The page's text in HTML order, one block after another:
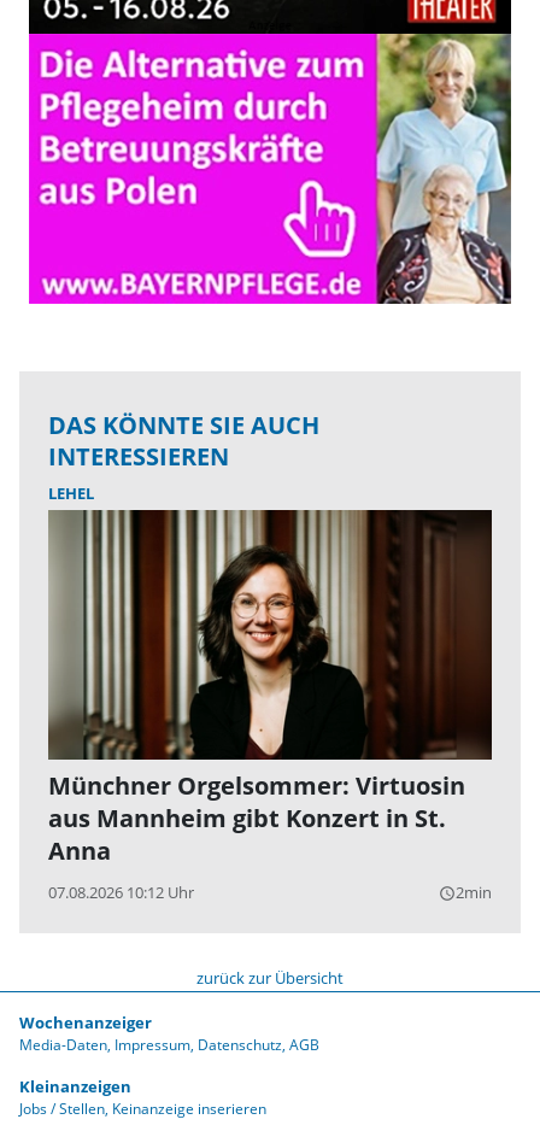
DAS KÖNNTE SIE AUCH
INTERESSIEREN
LEHEL
Münchner Orgelsommer: Virtuosin
aus Mannheim gibt Konzert in St.
Anna
07.08.2026 10:12 Uhr query_builder2min
zurück zur Übersicht
Wochenanzeiger
Media-Daten Impressum Datenschutz AGB
Kleinanzeigen
Jobs / Stellen Keinanzeige inserieren